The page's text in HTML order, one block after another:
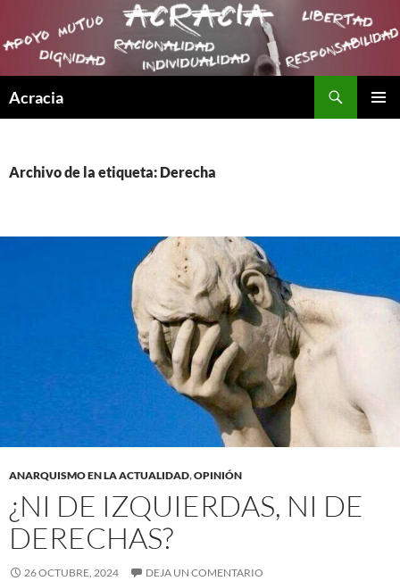
Acracia
Archivo de la etiqueta: Derecha
ANARQUISMO EN LA ACTUALIDAD,OPINIÓN
¿NI DE IZQUIERDAS, NI DE
DERECHAS?
26 OCTUBRE, 2024 DEJA UN COMENTARIO